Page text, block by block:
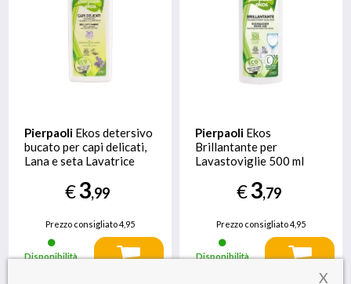
Pierpaoli Ekos detersivo
bucato per capi delicati,
Lana e seta Lavatrice
€3,99
Prezzo consigliato4,95
Disponibilità
Pierpaoli Ekos
Brillantante per
Lavastoviglie 500 ml
€3,79
Prezzo consigliato4,95
Disponibilità
X